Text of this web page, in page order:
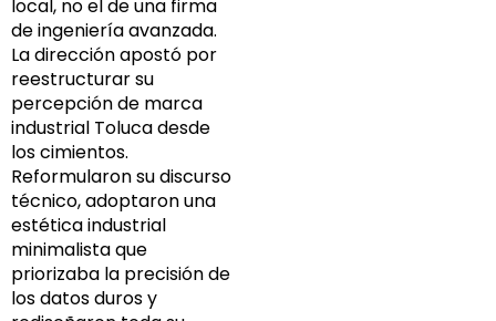
local, no el de una firma
de ingeniería avanzada.
La dirección apostó por
reestructurar su
percepción de marca
industrial Toluca desde
los cimientos.
Reformularon su discurso
técnico, adoptaron una
estética industrial
minimalista que
priorizaba la precisión de
los datos duros y